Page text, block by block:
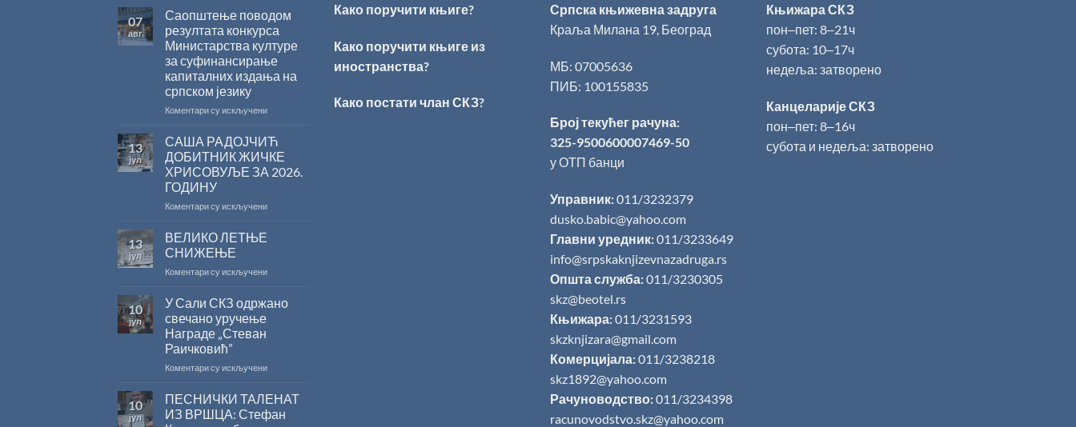
07
авг
Саопштење поводом
резултата конкурса
Министарства културе
за суфинансирање
капиталних издања на
српском језику
Коментари су искљученина
поводом
резултата
конкурса
Министарства
за
српском
13
јул
САША РАДОЈЧИЋ
ДОБИТНИК ЖИЧКЕ
ХРИСОВУЉЕ ЗА 2026.
ГОДИНУ
Коментари су искљученина
ХРИСОВУЉЕ
2026.
13
јул
ВЕЛИКО ЛЕТЊЕ
СНИЖЕЊЕ
Коментари су искљученина
СНИЖЕЊЕ
10
јул
У Сали СКЗ одржано
свечано уручење
Награде „Стеван
Раичковић”
Коментари су искљученина
Сали
СКЗ
одржано
10
јул
ПЕСНИЧКИ ТАЛЕНАТ
ИЗ ВРШЦА: Стефан
Како поручити књиге?
Како поручити књиге из
иностранства?
Како постати члан СКЗ?
Српска књижевна задруга
Краља Милана 19, Београд
МБ: 07005636
ПИБ: 100155835
Број текућег рачуна:
325-9500600007469-50
у ОТП банци
Управник:011/3232379
dusko.babic@yahoo.com
Главни уредник:011/3233649
info@srpskaknjizevnazadruga.rs
Општа служба:011/3230305
skz@beotel.rs
Књижара:011/3231593
skzknjizara@gmail.com
Комерцијала:011/3238218
skz1892@yahoo.com
Рачуноводство:011/3234398
racunovodstvo.skz@yahoo.com
Књижара СКЗ
пон‒пет: 8‒21ч
субота: 10‒17ч
недеља: затворено
Канцеларије СКЗ
пон‒пет: 8‒16ч
субота и недеља: затворено